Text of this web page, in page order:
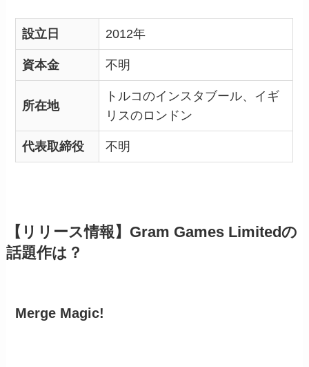
設立日 2012年
資本金 不明
所在地
トルコのインスタブール、イギ
リスのロンドン
代表取締役 不明
【リリース情報】Gram Games Limitedの
話題作は？
Merge Magic!